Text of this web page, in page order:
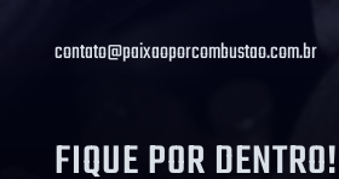
contato@paixaoporcombustao.com.br
FIQUE POR DENTRO!